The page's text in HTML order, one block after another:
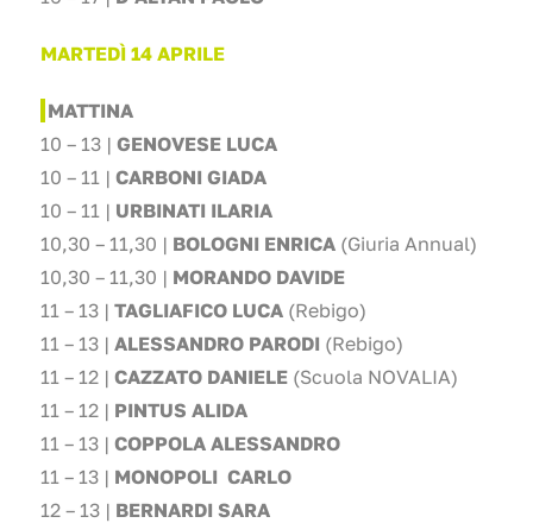
MARTEDÌ 14 APRILE
MATTINA
10 – 13 | GENOVESE LUCA
10 – 11 | CARBONI GIADA
10 – 11 | URBINATI ILARIA
10,30 – 11,30 | BOLOGNI ENRICA (Giuria Annual)
10,30 – 11,30 | MORANDO DAVIDE
11 – 13 | TAGLIAFICO LUCA (Rebigo)
11 – 13 | ALESSANDRO PARODI (Rebigo)
11 – 12 | CAZZATO DANIELE (Scuola NOVALIA)
11 – 12 | PINTUS ALIDA
11 – 13 | COPPOLA ALESSANDRO
11 – 13 | MONOPOLI CARLO
12 – 13 | BERNARDI SARA